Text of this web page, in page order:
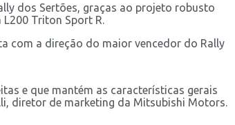
dos Sertões, graças ao projeto robusto
Triton Sport R.
com a direção do maior vencedor do Rally
e que mantém as características gerais
diretor de marketing da Mitsubishi Motors.